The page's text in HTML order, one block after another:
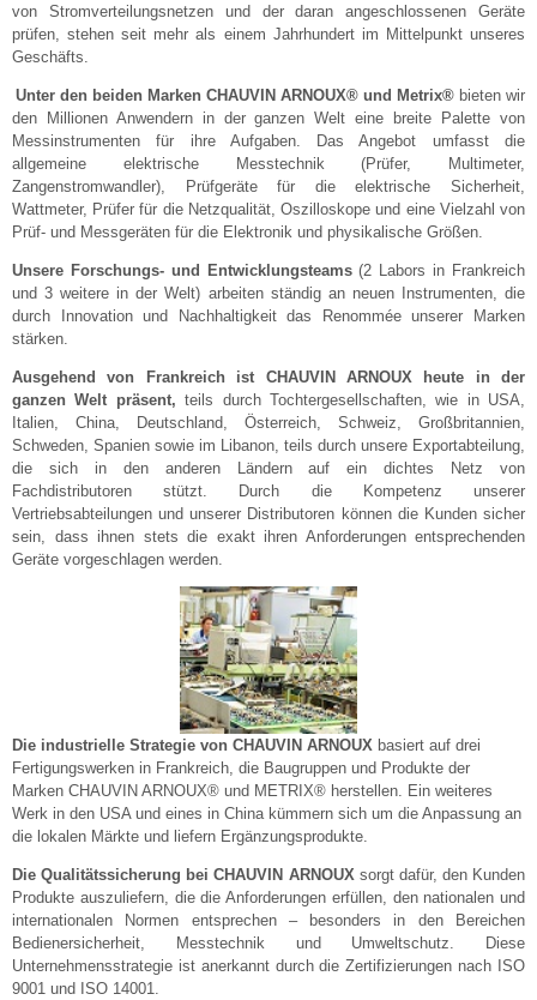
von Stromverteilungsnetzen und der daran angeschlossenen Geräte
prüfen, stehen seit mehr als einem Jahrhundert im Mittelpunkt unseres
Geschäfts.
Unter den beiden Marken CHAUVIN ARNOUX® und Metrix® bieten wir
den Millionen Anwendern in der ganzen Welt eine breite Palette von
Messinstrumenten für ihre Aufgaben. Das Angebot umfasst die
allgemeine elektrische Messtechnik (Prüfer, Multimeter,
Zangenstromwandler), Prüfgeräte für die elektrische Sicherheit,
Wattmeter, Prüfer für die Netzqualität, Oszilloskope und eine Vielzahl von
Prüf- und Messgeräten für die Elektronik und physikalische Größen.
Unsere Forschungs- und Entwicklungsteams(2 Labors in Frankreich
und 3 weitere in der Welt) arbeiten ständig an neuen Instrumenten, die
durch Innovation und Nachhaltigkeit das Renommée unserer Marken
stärken.
Ausgehend von Frankreich ist CHAUVIN ARNOUX heute in der
ganzen Welt präsent, teils durch Tochtergesellschaften, wie in USA,
Italien, China, Deutschland, Österreich, Schweiz, Großbritannien,
Schweden, Spanien sowie im Libanon, teils durch unsere Exportabteilung,
die sich in den anderen Ländern auf ein dichtes Netz von
Fachdistributoren stützt. Durch die Kompetenz unserer
Vertriebsabteilungen und unserer Distributoren können die Kunden sicher
sein, dass ihnen stets die exakt ihren Anforderungen entsprechenden
Geräte vorgeschlagen werden.
Die industrielle Strategie von CHAUVIN ARNOUX basiert auf drei
Fertigungswerken in Frankreich, die Baugruppen und Produkte der
Marken CHAUVIN ARNOUX® und METRIX® herstellen. Ein weiteres
Werk in den USA und eines in China kümmern sich um die Anpassung an
die lokalen Märkte und liefern Ergänzungsprodukte.
Die Qualitätssicherung bei CHAUVIN ARNOUX sorgt dafür, den Kunden
Produkte auszuliefern, die die Anforderungen erfüllen, den nationalen und
internationalen Normen entsprechen – besonders in den Bereichen
Bedienersicherheit, Messtechnik und Umweltschutz. Diese
Unternehmensstrategie ist anerkannt durch die Zertifizierungen nach ISO
9001 und ISO 14001.